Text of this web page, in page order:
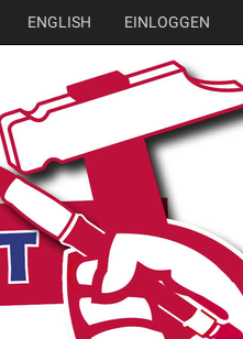
ENGLISH EINLOGGEN